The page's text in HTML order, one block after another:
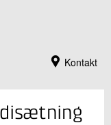
Kontakt